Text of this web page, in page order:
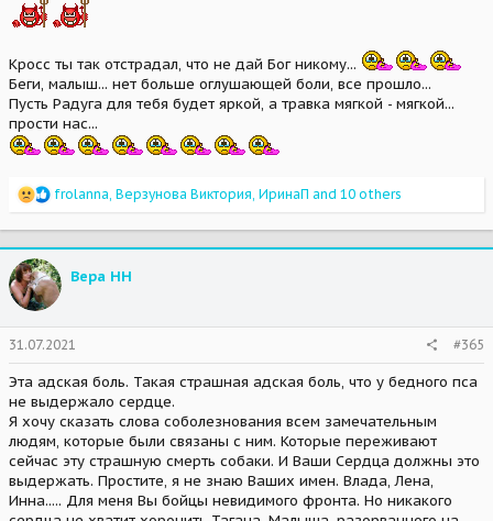
Кросс ты так отстрадал, что не дай Бог никому...
Беги, малыш... нет больше оглушающей боли, все прошло...
Пусть Радуга для тебя будет яркой, а травка мягкой - мягкой...
прости нас...
R
a
c
t
i
o
s
:
frolanna Верзунова Виктория ИринаП and 10 others
Вера НН
31.07.2021 #365
Эта адская боль. Такая страшная адская боль, что у бедного пса
не выдержало сердце.
Я хочу сказать слова соболезнования всем замечательным
людям, которые были связаны с ним. Которые переживают
сейчас эту страшную смерть собаки. И Ваши Сердца должны это
выдержать. Простите, я не знаю Ваших имен. Влада, Лена,
Инна..... Для меня Вы бойцы невидимого фронта. Но никакого